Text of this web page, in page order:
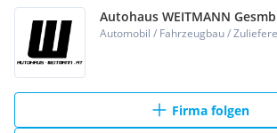
Autohaus WEITMANN
Automobil / Fahrzeugbau /
Firma folgen